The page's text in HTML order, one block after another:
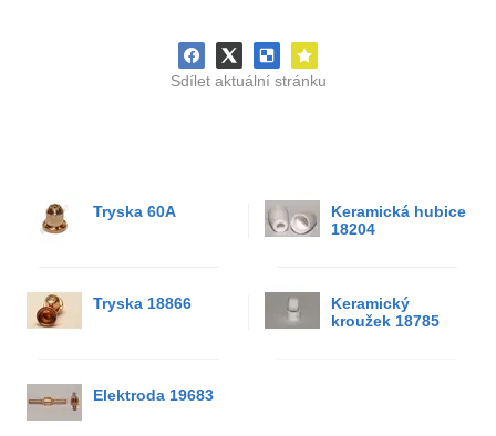
Sdílet aktuální stránku
Tryska 60A
Keramická hubice
18204
Tryska 18866
Keramický
kroužek 18785
Elektroda 19683